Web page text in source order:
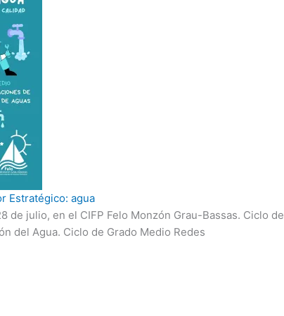
Estratégico: agua
de julio, en el CIFP Felo Monzón Grau-Bassas. Ciclo de
del Agua. Ciclo de Grado Medio Redes